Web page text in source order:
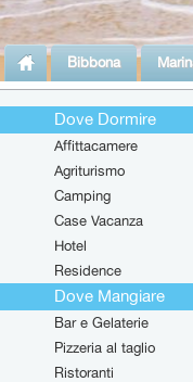
Bibbona
Dove Dormire
Affittacamere
Agriturismo
Camping
Case Vacanza
Hotel
Residence
Dove Mangiare
Bar e Gelaterie
Pizzeria al taglio
Ristoranti